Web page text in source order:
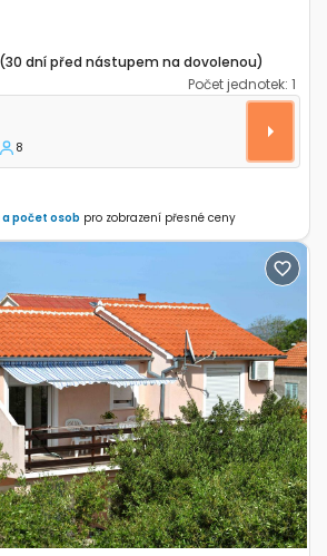
(30 dní před nástupem na dovolenou)
Počet jednotek: 1
Betina, Murter K-27011
8
počet osob pro zobrazení přesné ceny
Next